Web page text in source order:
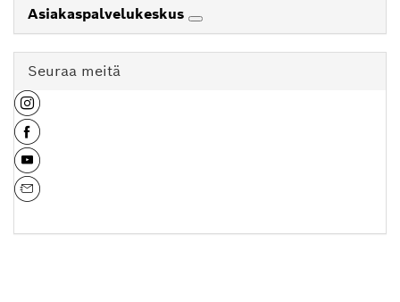
Asiakaspalvelukeskus
Seuraa meitä